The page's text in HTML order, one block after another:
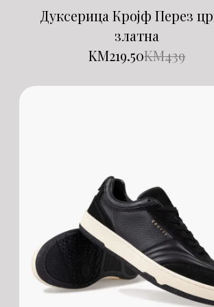
Дуксерица Кројф Перез
златна
KM439
KM219.50